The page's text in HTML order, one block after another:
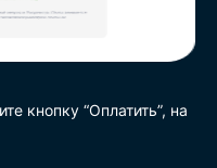
кнопку “Оплатить”, на